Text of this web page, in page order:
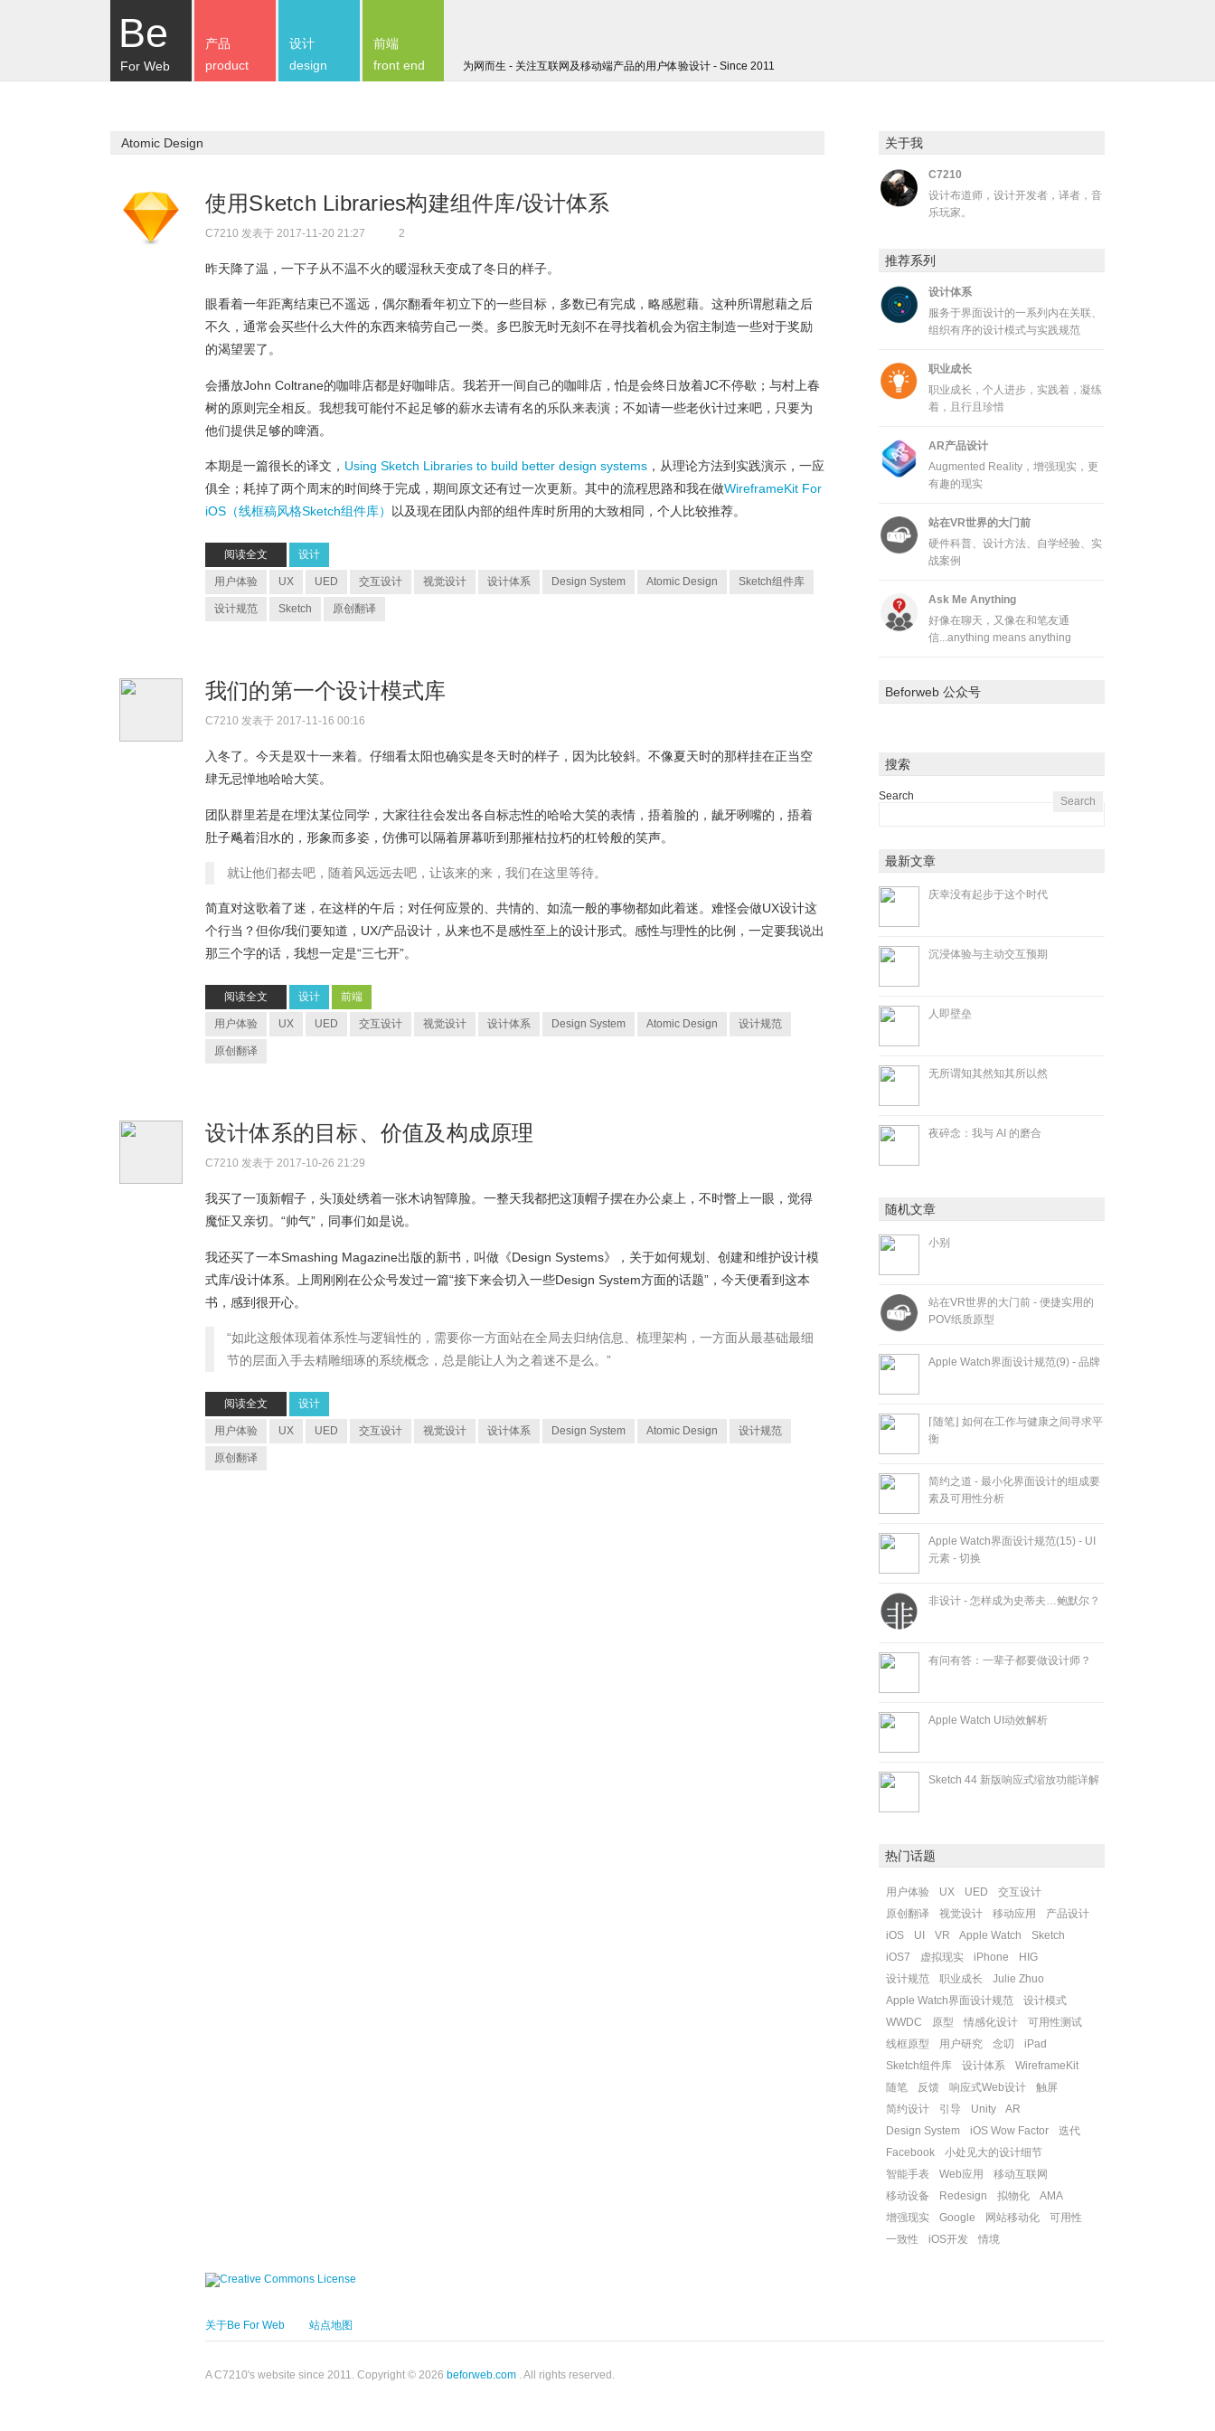
Be
For Web 为网而生 - 关注互联网及移动端产品的用户体验设计 - Since 2011
产品
product
设计
design
前端
front end
Atomic Design
使用Sketch Libraries构建组件库/设计体系
C7210 发表于 2017-11-20 21:27 2
昨天降了温，一下子从不温不火的暖湿秋天变成了冬日的样子。
眼看着一年距离结束已不遥远，偶尔翻看年初立下的一些目标，多数已有完成，略感慰藉。这种所谓慰藉之后
不久，通常会买些什么大件的东西来犒劳自己一类。多巴胺无时无刻不在寻找着机会为宿主制造一些对于奖励
的渴望罢了。
会播放John Coltrane的咖啡店都是好咖啡店。我若开一间自己的咖啡店，怕是会终日放着JC不停歇；与村上春
树的原则完全相反。我想我可能付不起足够的薪水去请有名的乐队来表演；不如请一些老伙计过来吧，只要为
他们提供足够的啤酒。
本期是一篇很长的译文， Using Sketch Libraries to build better design systems ，从理论方法到实践演示，一应
俱全；耗掉了两个周末的时间终于完成，期间原文还有过一次更新。其中的流程思路和我在做WireframeKit For
iOS（线框稿风格Sketch组件库）
以及现在团队内部的组件库时所用的大致相同，个人比较推荐。
阅读全文 设计
用户体验 UX UED 交互设计 视觉设计 设计体系 Design System Atomic Design Sketch组件库
设计规范 Sketch 原创翻译
我们的第一个设计模式库
C7210 发表于 2017-11-16 00:16
入冬了。今天是双十一来着。仔细看太阳也确实是冬天时的样子，因为比较斜。不像夏天时的那样挂在正当空
肆无忌惮地哈哈大笑。
团队群里若是在埋汰某位同学，大家往往会发出各自标志性的哈哈大笑的表情，捂着脸的，龇牙咧嘴的，捂着
肚子飚着泪水的，形象而多姿，仿佛可以隔着屏幕听到那摧枯拉朽的杠铃般的笑声。
就让他们都去吧，随着风远远去吧，让该来的来，我们在这里等待。
简直对这歌着了迷，在这样的午后；对任何应景的、共情的、如流一般的事物都如此着迷。难怪会做UX设计这
个行当？但你/我们要知道，UX/产品设计，从来也不是感性至上的设计形式。感性与理性的比例，一定要我说出
那三个字的话，我想一定是“三七开”。
阅读全文 设计 前端
用户体验 UX UED 交互设计 视觉设计 设计体系 Design System Atomic Design 设计规范
原创翻译
设计体系的目标、价值及构成原理
C7210 发表于 2017-10-26 21:29
我买了一顶新帽子，头顶处绣着一张木讷智障脸。一整天我都把这顶帽子摆在办公桌上，不时瞥上一眼，觉得
魔怔又亲切。“帅气”，同事们如是说。
我还买了一本Smashing Magazine出版的新书，叫做《Design Systems》，关于如何规划、创建和维护设计模
式库/设计体系。上周刚刚在公众号发过一篇“接下来会切入一些Design System方面的话题”，今天便看到这本
书，感到很开心。
“如此这般体现着体系性与逻辑性的，需要你一方面站在全局去归纳信息、梳理架构，一方面从最基础最细
节的层面入手去精雕细琢的系统概念，总是能让人为之着迷不是么。”
阅读全文 设计
用户体验 UX UED 交互设计 视觉设计 设计体系 Design System Atomic Design 设计规范
原创翻译
关于我
C7210
设计布道师，设计开发者，译者，音
乐玩家。
推荐系列
设计体系
服务于界面设计的一系列内在关联、
组织有序的设计模式与实践规范
职业成长
职业成长，个人进步，实践着，凝练
着，且行且珍惜
AR产品设计
Augmented Reality，增强现实，更
有趣的现实
站在VR世界的大门前
硬件科普、设计方法、自学经验、实
战案例
Ask Me Anything
好像在聊天，又像在和笔友通
信...anything means anything
Beforweb 公众号
搜索
Search
最新文章
庆幸没有起步于这个时代
沉浸体验与主动交互预期
人即壁垒
无所谓知其然知其所以然
夜碎念：我与 AI 的磨合
随机文章
小别
站在VR世界的大门前 - 便捷实用的
POV纸质原型
Apple Watch界面设计规范(9) - 品牌
⌈随笔⌋ 如何在工作与健康之间寻求平
衡
简约之道 - 最小化界面设计的组成要
素及可用性分析
Apple Watch界面设计规范(15) - UI
元素 - 切换
非设计 - 怎样成为史蒂夫…鲍默尔？
有问有答：一辈子都要做设计师？
Apple Watch UI动效解析
Sketch 44 新版响应式缩放功能详解
热门话题
用户体验 UX UED
交互设计
原创翻译
视觉设计 移动应用
产品设计
iOS
UI VR Apple Watch
Sketch
iOS7
虚拟现实 iPhone
HIG
设计规范
职业成长
Julie Zhuo
Apple Watch界面设计规范
设计模式
WWDC
原型 情感化设计
可用性测试
线框原型
用户研究 念叨
iPad
Sketch组件库
设计体系
WireframeKit
随笔
反馈 响应式Web设计
触屏
简约设计
引导 Unity
AR
Design System
iOS Wow Factor
迭代
Facebook
小处见大的设计细节
智能手表
Web应用
移动互联网
移动设备
Redesign 拟物化
AMA
增强现实
Google 网站移动化
可用性
一致性
iOS开发 情境
关于Be For Web 站点地图
A C7210's website since 2011. Copyright © 2026 beforweb.com . All rights reserved.